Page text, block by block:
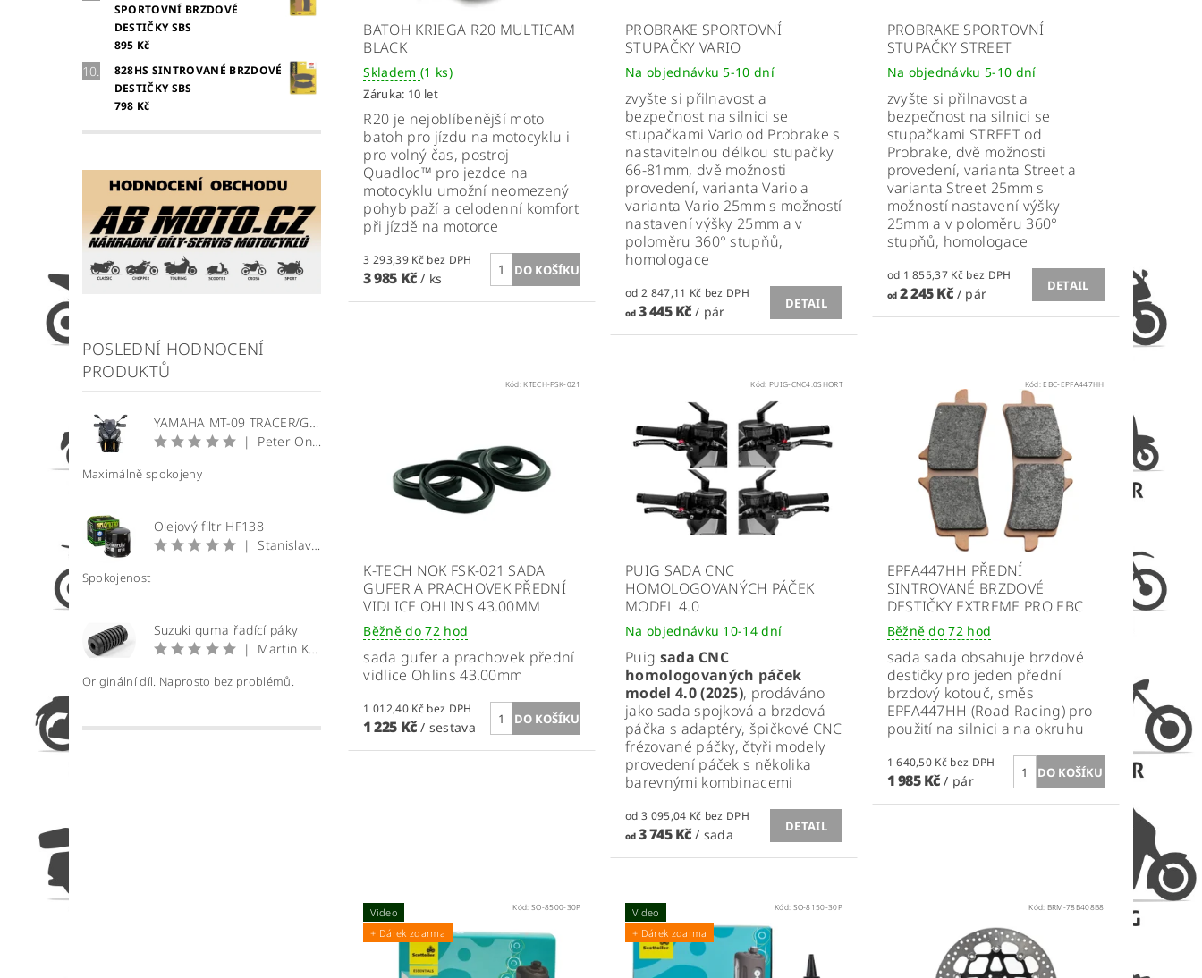
SPORTOVNÍ BRZDOVÉ
DESTIČKY SBS
895 Kč
828HS SINTROVANÉ BRZDOVÉ
DESTIČKY SBS
798 Kč
POSLEDNÍ HODNOCENÍ
PRODUKTŮ
YAMAHA MT-09 TRACER/GT plexi štít WRS Sport
|
Peter Onuščák
Maximálně spokojeny
Olejový filtr HF138
|
Stanislav Prečan
Spokojenost
Suzuki guma řadící páky
|
Martin Krátký
Originální díl. Naprosto bez problémů.
BATOH KRIEGA R20 MULTICAM
BLACK
Skladem (1 ks)
Záruka: 10 let
R20 je nejoblíbenější moto
batoh pro jízdu na motocyklu i
pro volný čas, postroj
Quadloc™ pro jezdce na
motocyklu umožní neomezený
pohyb paží a celodenní komfort
při jízdě na motorce
3 293,39 Kč bez DPH
3 985 Kč/ ks
PROBRAKE SPORTOVNÍ
STUPAČKY VARIO
Na objednávku 5-10 dní
zvyšte si přilnavost a
bezpečnost na silnici se
stupačkami Vario od Probrake s
nastavitelnou délkou stupačky
66-81mm, dvě možnosti
provedení, varianta Vario a
varianta Vario 25mm s možností
nastavení výšky 25mm a v
poloměru 360° stupňů,
homologace
od 2 847,11 Kč bez DPH
od3 445 Kč/ pár
DETAIL
PROBRAKE SPORTOVNÍ
STUPAČKY STREET
Na objednávku 5-10 dní
zvyšte si přilnavost a
bezpečnost na silnici se
stupačkami STREET od
Probrake, dvě možnosti
provedení, varianta Street a
varianta Street 25mm s
možností nastavení výšky
25mm a v poloměru 360°
stupňů, homologace
od 1 855,37 Kč bez DPH
od2 245 Kč / pár
DETAIL
Kód:KTECH-FSK-021
K-TECH NOK FSK-021 SADA
GUFER A PRACHOVEK PŘEDNÍ
VIDLICE OHLINS 43.00MM
Běžně do 72 hod
sada gufer a prachovek přední
vidlice Ohlins 43.00mm
1 012,40 Kč bez DPH
1 225 Kč/ sestava
Kód: PUIG-CNC4.0SHORT
PUIG SADA CNC
HOMOLOGOVANÝCH PÁČEK
MODEL 4.0
Na objednávku 10-14 dní
Puig sada CNC
homologovaných páček
model 4.0 (2025), prodáváno
jako sada spojková a brzdová
páčka s adaptéry, špičkové CNC
frézované páčky, čtyři modely
provedení páček s několika
barevnými kombinacemi
od 3 095,04 Kč bez DPH
od3 745 Kč/ sada
DETAIL
Kód:EBC-EPFA447HH
EPFA447HH PŘEDNÍ
SINTROVANÉ BRZDOVÉ
DESTIČKY EXTREME PRO EBC
Běžně do 72 hod
sadasada obsahuje brzdové
destičky pro jeden přední
brzdový kotouč, směs
EPFA447HH (Road Racing) pro
použití na silnici a na okruhu
1 640,50 Kč bez DPH
1 985 Kč/ pár
Video
+ Dárek zdarma
Kód: SO-8500-30P
Video
+ Dárek zdarma
Kód: SO-8150-30P Kód: BRM-78B408B8